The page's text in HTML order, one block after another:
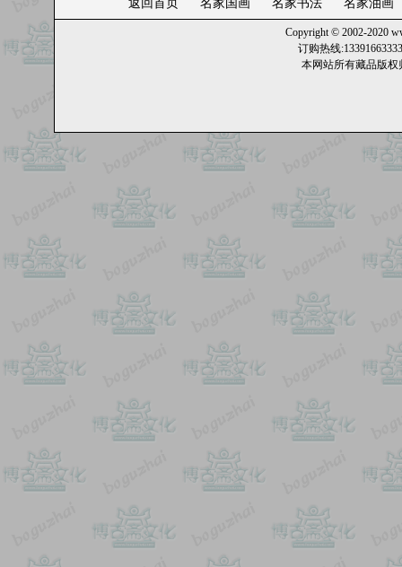
返回首页 名家国画 名家书法 名家油画
Copyright © 2002-2020
订购热线
本网站所有藏品版